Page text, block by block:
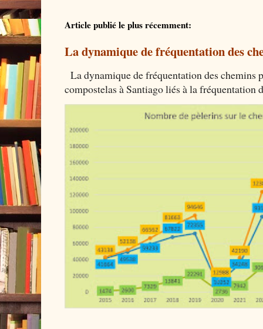
Article publié le plus récemment:
La dynamique de fréquentation des
La dynamique de fréquentation des chemins
compostelas à Santiago liés à la fréquentation